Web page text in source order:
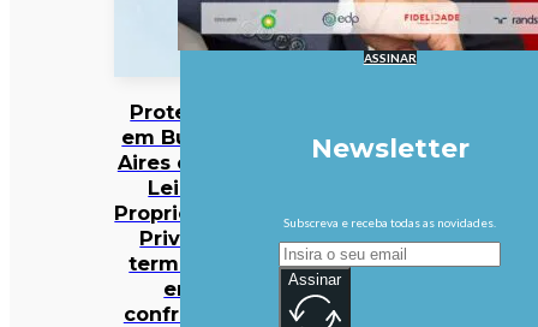
Protestos
em Buenos
Aires contra
Lei da
Propriedade
Privada
terminam
em
confrontos
ASSINAR
Newsletter
Subscreva e receba todas as novidades.
Assinar